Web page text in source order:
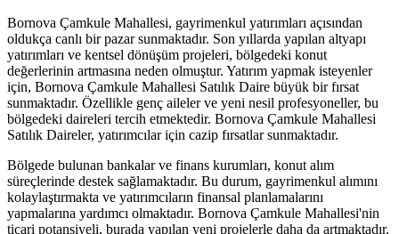
Bornova Çamkule Mahallesi, gayrimenkul yatırımları açısından
oldukça canlı bir pazar sunmaktadır. Son yıllarda yapılan altyapı
yatırımları ve kentsel dönüşüm projeleri, bölgedeki konut
değerlerinin artmasına neden olmuştur. Yatırım yapmak isteyenler
için, Bornova Çamkule Mahallesi Satılık Daire büyük bir fırsat
sunmaktadır. Özellikle genç aileler ve yeni nesil profesyoneller, bu
bölgedeki daireleri tercih etmektedir. Bornova Çamkule Mahallesi
Satılık Daireler, yatırımcılar için cazip fırsatlar sunmaktadır.
Bölgede bulunan bankalar ve finans kurumları, konut alım
süreçlerinde destek sağlamaktadır. Bu durum, gayrimenkul alımını
kolaylaştırmakta ve yatırımcıların finansal planlamalarını
yapmalarına yardımcı olmaktadır. Bornova Çamkule Mahallesi'nin
ticari potansiyeli, burada yapılan yeni projelerle daha da artmaktadır.